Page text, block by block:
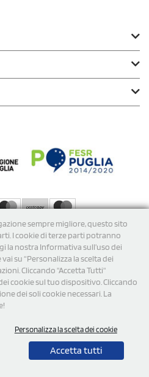
sempre migliore, questo sito
I cookie di terze parti potranno
la nostra Informativa sull’uso dei
su “Personalizza la scelta dei
Cliccando "Accetta Tutti"
cookie sul tuo dispositivo. Cliccando
dei soli cookie necessari. La
Personalizza la scelta dei cookie
Accetta tutti
- N° Rea MI-2110632